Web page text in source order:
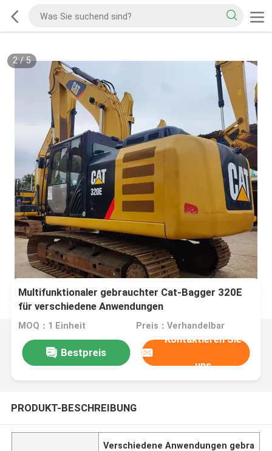
2/5
Multifunktionaler gebrauchter Cat-Bagger 320E
für verschiedene Anwendungen
MOQ：1 Einheit Preis：Verhandelbar
Bestpreis
Kontaktieren Sie
uns
PRODUKT-BESCHREIBUNG
Verschiedene Anwendungen gebra